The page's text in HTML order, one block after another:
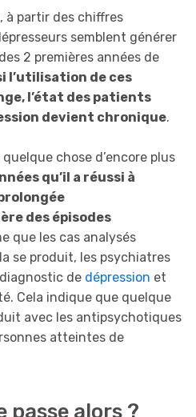
à partir des chiffres
semblent générer
2 premières années de
l’utilisation de ces
l’état des patients
devient chronique.
chose d’encore plus
qu’il a réussi à
des épisodes
que les cas analysés
se produit, les psychiatres
de dépression et
Cela indique que quelque
avec les antipsychotiques
atteintes de
passe alors ?